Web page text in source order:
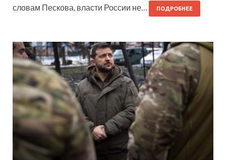
словам Пескова, власти России не…
ПОДРОБНЕЕ